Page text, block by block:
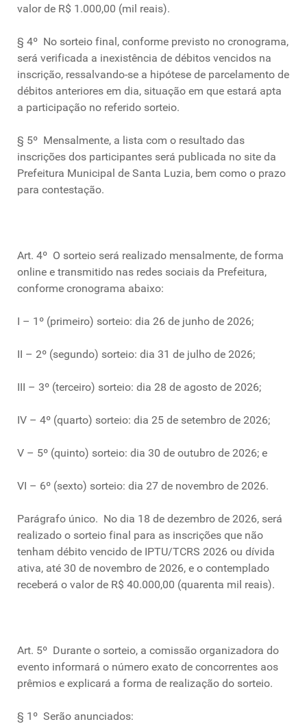
valor de R$ 1.000,00 (mil reais).
§ 4º No sorteio final, conforme previsto no cronograma,
será verificada a inexistência de débitos vencidos na
inscrição, ressalvando-se a hipótese de parcelamento de
débitos anteriores em dia, situação em que estará apta
a participação no referido sorteio.
§ 5º Mensalmente, a lista com o resultado das
inscrições dos participantes será publicada no site da
Prefeitura Municipal de Santa Luzia, bem como o prazo
para contestação.
Art. 4º O sorteio será realizado mensalmente, de forma
online e transmitido nas redes sociais da Prefeitura,
conforme cronograma abaixo:
I – 1º (primeiro) sorteio: dia 26 de junho de 2026;
II – 2º (segundo) sorteio: dia 31 de julho de 2026;
III – 3º (terceiro) sorteio: dia 28 de agosto de 2026;
IV – 4º (quarto) sorteio: dia 25 de setembro de 2026;
V – 5º (quinto) sorteio: dia 30 de outubro de 2026; e
VI – 6º (sexto) sorteio: dia 27 de novembro de 2026.
Parágrafo único. No dia 18 de dezembro de 2026, será
realizado o sorteio final para as inscrições que não
tenham débito vencido de IPTU/TCRS 2026 ou dívida
ativa, até 30 de novembro de 2026, e o contemplado
receberá o valor de R$ 40.000,00 (quarenta mil reais).
Art. 5º Durante o sorteio, a comissão organizadora do
evento informará o número exato de concorrentes aos
prêmios e explicará a forma de realização do sorteio.
§ 1º Serão anunciados: